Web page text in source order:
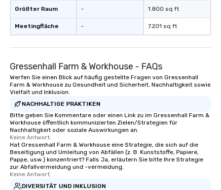
Größter Raum
Meetingfläche
-
-
1.800 sq ft
7.201 sq ft
Gressenhall Farm & Workhouse - FAQs
Werfen Sie einen Blick auf häufig gestellte Fragen von Gressenhall
Farm & Workhouse zu Gesundheit und Sicherheit, Nachhaltigkeit sowie
Vielfalt und Inklusion.
NACHHALTIGE PRAKTIKEN
Bitte geben Sie Kommentare oder einen Link zu im Gressenhall Farm &
Workhouse öffentlich kommunizierten Zielen/Strategien für
Nachhaltigkeit oder soziale Auswirkungen an.
Keine Antwort.
Hat Gressenhall Farm & Workhouse eine Strategie, die sich auf die
Beseitigung und Umleitung von Abfällen (z. B. Kunststoffe, Papiere,
Pappe, usw.) konzentriert? Falls Ja, erläutern Sie bitte Ihre Strategie
zur Abfallvermeidung und -vermeidung.
Keine Antwort.
DIVERSITÄT UND INKLUSION